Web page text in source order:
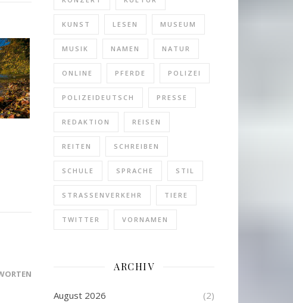
KUNST LESEN MUSEUM
MUSIK NAMEN NATUR
ONLINE PFERDE POLIZEI
POLIZEIDEUTSCH PRESSE
REDAKTION REISEN
REITEN SCHREIBEN
SCHULE SPRACHE STIL
STRASSENVERKEHR TIERE
TWITTER VORNAMEN
ARCHIV
August 2026 (2)